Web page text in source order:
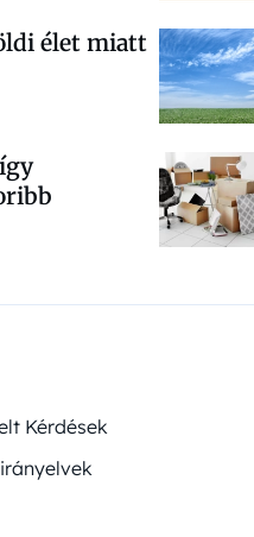
élet miatt
Kérdések